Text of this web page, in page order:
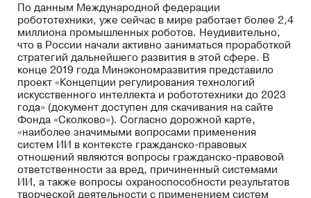
По данным Международной федерации
робототехники, уже сейчас в мире работает более 2,4
миллиона промышленных роботов. Неудивительно,
что в России начали активно заниматься проработкой
стратегий дальнейшего развития в этой сфере. В
конце 2019 года Минэкономразвития представило
проект «Концепции регулирования технологий
искусственного интеллекта и робототехники до 2023
года» (документ доступен для скачивания на сайте
Фонда «Сколково»). Согласно дорожной карте,
«наиболее значимыми вопросами применения
систем ИИ в контексте гражданско-правовых
отношений являются вопросы гражданско-правовой
ответственности за вред, причиненный системами
ИИ, а также вопросы охраноспособности результатов
творческой деятельности с применением систем